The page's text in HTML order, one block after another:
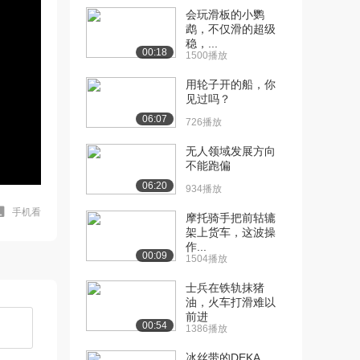
手机看
00:18
会玩滑板的小鹦
鹉，不仅滑的超级
稳，...
1500播放
06:07
用轮子开的船，你
见过吗？
726播放
06:20
无人领域发展方向
不能跑偏
934播放
00:09
摩托骑手把前轱辘
架上货车，这波操
作...
1504播放
00:54
士兵在铁轨抹猪
油，火车打滑难以
前进
1386播放